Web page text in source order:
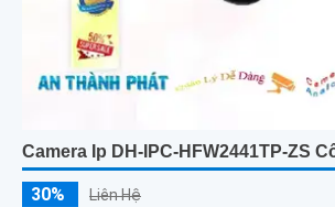
Camera Ip DH-IPC-HFW2441TP-ZS
30% Liên Hệ